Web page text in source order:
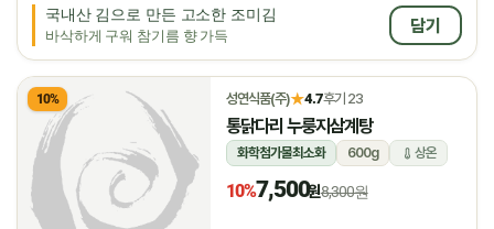
국내산 김으로 만든 고소한 조미김
바삭하게 구워 참기름 향 가득
담기
10% 성연식품(주)★4.7후기 23
통닭다리 누룽지삼계탕
화학첨가물최소화 600g 상온
10%7,500원8,300원